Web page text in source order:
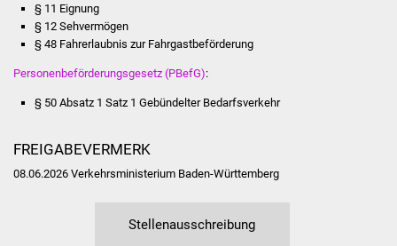
Sportanlagen
Tourismus
Schwäbischer Albtrauf
Route der
§ 11 Eignung
§ 12 Sehvermögen
§ 48 Fahrerlaubnis zur Fahrgastbeförderung
Personenbeförderungsgesetz (PBefG):
§ 50 Absatz 1 Satz 1 Gebündelter Bedarfsverkehr
FREIGABEVERMERK
08.06.2026 Verkehrsministerium Baden-Württemberg
Stellenausschreibung